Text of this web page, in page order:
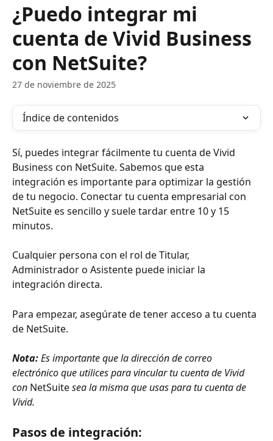
¿Puedo integrar mi
cuenta de Vivid Business
con NetSuite?
27 de noviembre de 2025
Índice de contenidos
Sí, puedes integrar fácilmente tu cuenta de Vivid
Business con NetSuite. Sabemos que esta
integración es importante para optimizar la gestión
de tu negocio. Conectar tu cuenta empresarial con
NetSuite es sencillo y suele tardar entre 10 y 15
minutos.
Cualquier persona con el rol de Titular,
Administrador o Asistente puede iniciar la
integración directa.
Para empezar, asegúrate de tener acceso a tu cuenta
de NetSuite.
Nota: Es importante que la dirección de correo
electrónico que utilices para vincular tu cuenta de Vivid
con NetSuite sea la misma que usas para tu cuenta de
Vivid.
Pasos de integración: